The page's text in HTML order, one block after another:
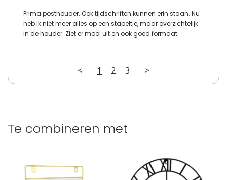
Prima posthouder. Ook tijdschriften kunnen erin staan. Nu
heb ik niet meer alles op een stapeltje, maar overzichtelijk
in de houder. Ziet er mooi uit en ook goed formaat.
< 1 2 3 >
Te combineren met